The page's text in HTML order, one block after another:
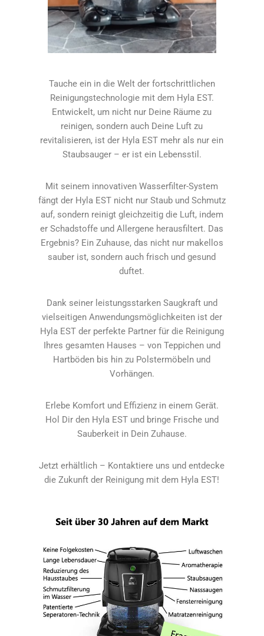
Tauche ein in die Welt der fortschrittlichen
Reinigungstechnologie mit dem Hyla EST.
Entwickelt, um nicht nur Deine Räume zu
reinigen, sondern auch Deine Luft zu
revitalisieren, ist der Hyla EST mehr als nur ein
Staubsauger – er ist ein Lebensstil.
Mit seinem innovativen Wasserfilter-System
fängt der Hyla EST nicht nur Staub und Schmutz
auf, sondern reinigt gleichzeitig die Luft, indem
er Schadstoffe und Allergene herausfiltert. Das
Ergebnis? Ein Zuhause, das nicht nur makellos
sauber ist, sondern auch frisch und gesund
duftet.
Dank seiner leistungsstarken Saugkraft und
vielseitigen Anwendungsmöglichkeiten ist der
Hyla EST der perfekte Partner für die Reinigung
Ihres gesamten Hauses – von Teppichen und
Hartböden bis hin zu Polstermöbeln und
Vorhängen.
Erlebe Komfort und Effizienz in einem Gerät.
Hol Dir den Hyla EST und bringe Frische und
Sauberkeit in Dein Zuhause.
Jetzt erhältlich – Kontaktiere uns und entdecke
die Zukunft der Reinigung mit dem Hyla EST!